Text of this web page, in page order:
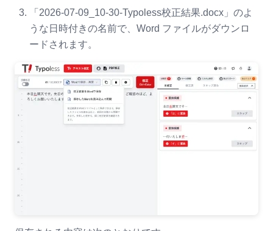
「2026-07-09_10-30-Typoless校正結果.docx」のよ
うな日時付きの名前で、Word ファイルがダウンロ
ードされます。